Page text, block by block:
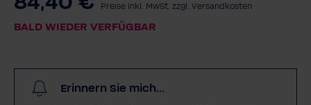
Preise inkl. MwSt. zzgl. Versandkosten
BALD WIEDER VERFÜGBAR
Erinnern Sie mich...